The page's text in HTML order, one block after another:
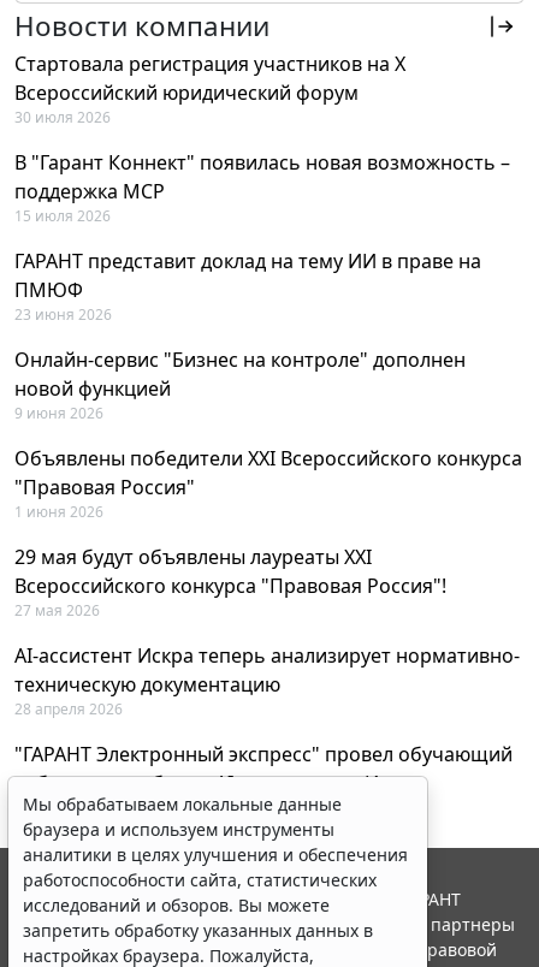
Новости компании
Стартовала регистрация участников на X
Всероссийский юридический форум
30 июля 2026
В "Гарант Коннект" появилась новая возможность –
поддержка MCP
15 июля 2026
ГАРАНТ представит доклад на тему ИИ в праве на
ПМЮФ
23 июня 2026
Онлайн-сервис "Бизнес на контроле" дополнен
новой функцией
9 июня 2026
Объявлены победители XXI Всероссийского конкурса
"Правовая Россия"
1 июня 2026
29 мая будут объявлены лауреаты XXI
Всероссийского конкурса "Правовая Россия"!
27 мая 2026
AI-ассистент Искра теперь анализирует нормативно-
техническую документацию
28 апреля 2026
"ГАРАНТ Электронный экспресс" провел обучающий
вебинар по работе с AI-ассистентом Искра
23 апреля 2026
Мы обрабатываем локальные данные
браузера и используем инструменты
аналитики в целях улучшения и обеспечения
работоспособности сайта, статистических
исследований и обзоров. Вы можете
запретить обработку указанных данных в
настройках браузера. Пожалуйста,
© ООО "НПП "ГАРАНТ-СЕРВИС", 2026. Система ГАРАНТ
выпускается с 1990 года. Компания "Гарант" и ее партнеры
являются участниками Российской ассоциации правовой